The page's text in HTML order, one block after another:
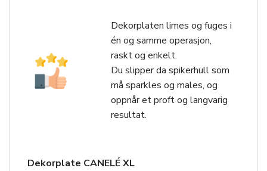
Dekorplaten limes og fuges i
én og samme operasjon,
raskt og enkelt.
Du slipper da spikerhull som
må sparkles og males, og
oppnår et proft og langvarig
resultat.
Dekorplate CANELÉ XL